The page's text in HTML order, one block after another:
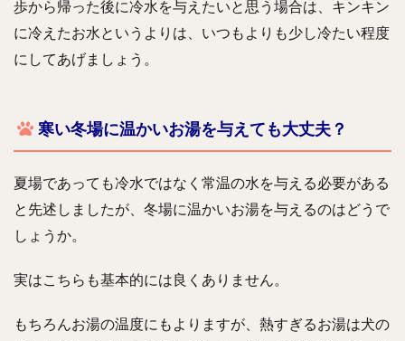
歩から帰った後に冷水を与えたいと思う場合は、キンキン
に冷えたお水というよりは、いつもよりも少し冷たい程度
にしてあげましょう。
寒い冬場に温かいお湯を与えても大丈夫？
夏場であっても冷水ではなく常温の水を与える必要がある
と先述しましたが、冬場に温かいお湯を与えるのはどうで
しょうか。
実はこちらも基本的には良くありません。
もちろんお湯の温度にもよりますが、熱すぎるお湯は犬の